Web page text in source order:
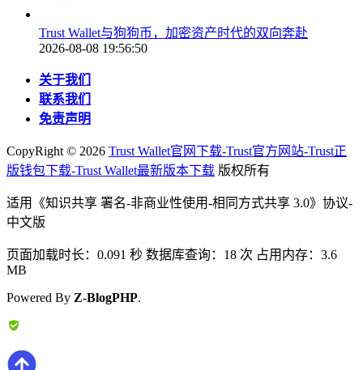
Trust Wallet与狗狗币，加密资产时代的双向奔赴
2026-08-08 19:56:50
关于我们
联系我们
免责声明
CopyRight © 2026 Trust Wallet官网下载-Trust官方网站-Trust正
版钱包下载-Trust Wallet最新版本下载 版权所有
适用《知识共享 署名-非商业性使用-相同方式共享 3.0》协议-
中文版
页面加载时长：0.091 秒 数据库查询：18 次 占用内存：3.6
MB
Powered By Z-BlogPHP.